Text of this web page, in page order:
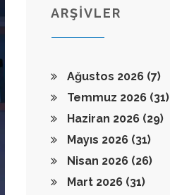
ARŞİVLER
Ağustos 2026 (7)
Temmuz 2026 (31)
Haziran 2026 (29)
Mayıs 2026 (31)
Nisan 2026 (26)
Mart 2026 (31)